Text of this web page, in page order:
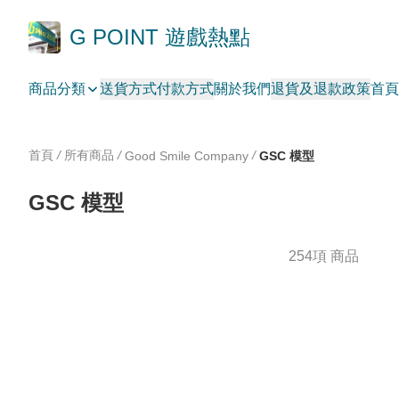
G POINT 遊戲熱點
商品分類 送貨方式付款方式關於我們退貨及退款政策首頁
首頁 / 所有商品 / Good Smile Company / GSC 模型
GSC 模型
254項 商品